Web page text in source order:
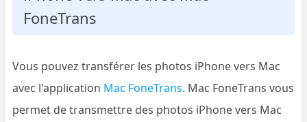
FoneTrans
Vous pouvez transférer les photos iPhone vers Mac
avec l'application Mac FoneTrans. Mac FoneTrans vous
permet de transmettre des photos iPhone vers Mac